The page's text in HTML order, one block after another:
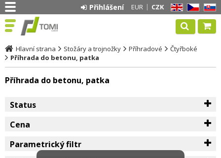
EN CZ SK
EUR CZK
Přihlášení
Hlavní strana Stožáry a trojnožky Příhradové
Čtyřboké
Příhrada do betonu, patka
Příhrada do betonu, patka
Status
Cena
Parametrický filtr